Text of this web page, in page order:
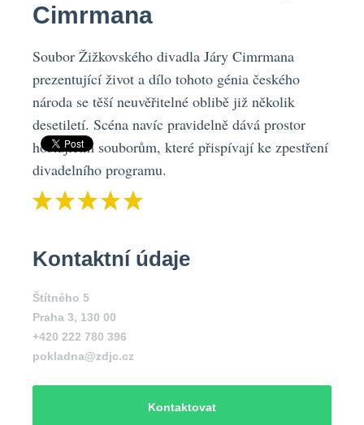
Cimrmana
Soubor Žižkovského divadla Járy Cimrmana
prezentující život a dílo tohoto génia českého
národa se těší neuvěřitelné oblibě již několik
desetiletí. Scéna navíc pravidelně dává prostor
hostujícím souborům, které přispívají ke zpestření
divadelního programu.
Kontaktní údaje
Štítného 5
Praha 3, 130 00
+420 222 780 396
pokladna@zdjc.cz
Kontaktovat